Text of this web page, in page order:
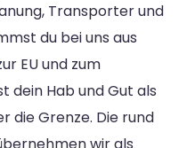
Transporter und
du bei uns aus
EU und zum
dein Hab und Gut als
die Grenze. Die rund